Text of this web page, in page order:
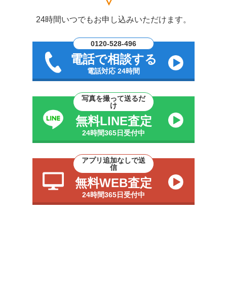
24時間いつでもお申し込みいただけます。
0120-528-496
電話で相談する
電話対応 24時間
写真を撮って送るだ
け
無料LINE査定
24時間365日受付中
アプリ追加なしで送
信
無料WEB査定
24時間365日受付中